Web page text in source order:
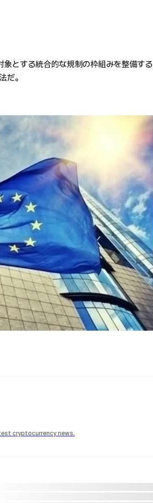
とする統合的な規制の枠組みを整備する
だ。
cryptocurrency news.